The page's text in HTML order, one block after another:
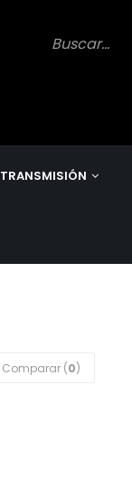
TRANSMISIÓN
Comparar (0)